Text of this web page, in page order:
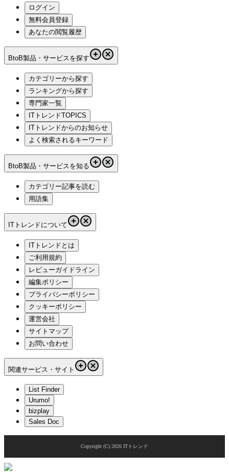
ログイン
無料会員登録
あなたの閲覧履歴
BtoB製品・サービスを探す
カテゴリーから探す
ランキングから探す
専門家一覧
ITトレンドTOPICS
ITトレンドからのお知らせ
よく検索されるキーワード
BtoB製品・サービスを知る
カテゴリー記事を読む
用語集
ITトレンドについて
ITトレンドとは
ご利用規約
レビューガイドライン
編集ポリシー
プライバシーポリシー
クッキーポリシー
運営会社
サイトマップ
お問い合わせ
関連サービス・サイト
List Finder
Urumo!
bizplay
Sales Doc
Copyright (C) 2026 ITトレンド